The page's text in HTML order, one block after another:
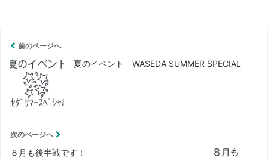
前のページへ
夏のイベント WASEDA SUMMER SPECIAL
次のページへ
８月も後半戦です！